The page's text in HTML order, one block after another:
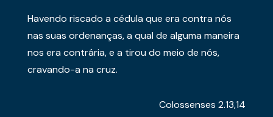
Havendo riscado a cédula que era contra nós
nas suas ordenanças, a qual de alguma maneira
nos era contrária, e a tirou do meio de nós,
cravando-a na cruz.
Colossenses 2.13,14